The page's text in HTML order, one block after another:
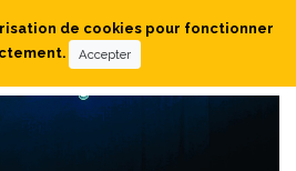
de cookies pour fonctionner
Accepter